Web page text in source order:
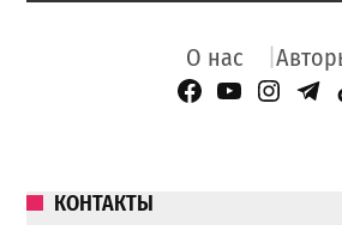
О нас
Facebook Page
YouTube
КОНТАКТЫ